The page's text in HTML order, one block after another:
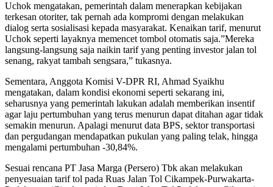
Uchok mengatakan, pemerintah dalam menerapkan kebijakan
terkesan otoriter, tak pernah ada kompromi dengan melakukan
dialog serta sosialisasi kepada masyarakat. Kenaikan tarif, menurut
Uchok seperti layaknya memencet tombol otomatis saja.”Mereka
langsung-langsung saja naikin tarif yang penting investor jalan tol
senang, rakyat tambah sengsara,” tukasnya.
Sementara, Anggota Komisi V-DPR RI, Ahmad Syaikhu
mengatakan, dalam kondisi ekonomi seperti sekarang ini,
seharusnya yang pemerintah lakukan adalah memberikan insentif
agar laju pertumbuhan yang terus menurun dapat ditahan agar tidak
semakin menurun. Apalagi menurut data BPS, sektor transportasi
dan pergudangan mendapatkan pukulan yang paling telak, hingga
mengalami pertumbuhan -30,84%.
Sesuai rencana PT Jasa Marga (Persero) Tbk akan melakukan
penyesuaian tarif tol pada Ruas Jalan Tol Cikampek-Purwakarta-